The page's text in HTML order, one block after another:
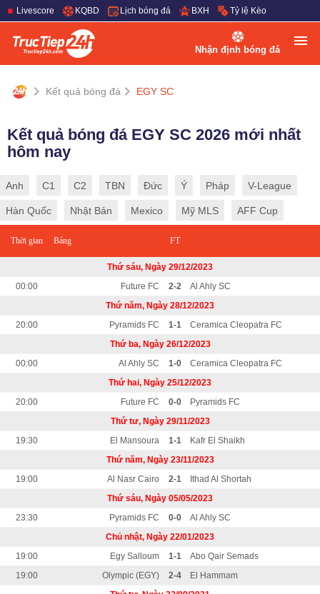
Livescore KQBD Lịch bóng đá BXH Tỷ lệ Kèo
Nhận định bóng đá
Kết quả bóng đá EGY SC
Kết quả bóng đá EGY SC 2026 mới nhất
hôm nay
Anh C1 C2 TBN Đức Ý Pháp V-League
Hàn Quốc Nhật Bản Mexico Mỹ MLS AFF Cup
Thời gian Bảng FT
Thứ sáu, Ngày 29/12/2023
00:00
Future FC 2-2
Al Ahly SC
Thứ năm, Ngày 28/12/2023
20:00
Pyramids FC 1-1
Ceramica Cleopatra FC
Thứ ba, Ngày 26/12/2023
00:00
Al Ahly SC 1-0
Ceramica Cleopatra FC
Thứ hai, Ngày 25/12/2023
20:00
Future FC 0-0
Pyramids FC
Thứ tư, Ngày 29/11/2023
19:30
El Mansoura 1-1
Kafr El Shaikh
Thứ năm, Ngày 23/11/2023
19:00
Al Nasr Cairo 2-1
Ithad Al Shortah
Thứ sáu, Ngày 05/05/2023
23:30
Pyramids FC 0-0
Al Ahly SC
Chủ nhật, Ngày 22/01/2023
19:00
Egy Salloum 1-1
Abo Qair Semads
19:00
Olympic (EGY) 2-4
El Hammam